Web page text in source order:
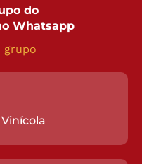
do
Whatsapp
grupo